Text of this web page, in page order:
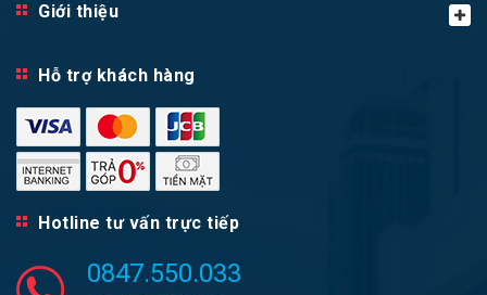
Giới thiệu
Hỗ trợ khách hàng
Hotline tư vấn trực tiếp
0847.550.033